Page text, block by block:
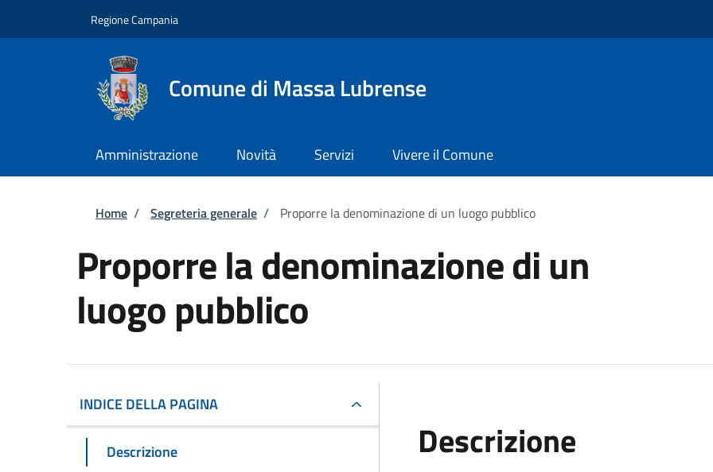
Regione Campania
Comune di Massa Lubrense
Amministrazione Novità Servizi Vivere il Comune
Briciole di pane
Home / Segreteria generale / Proporre la denominazione di un luogo pubblico
Proporre la denominazione di un
luogo pubblico
INDICE DELLA PAGINA
Descrizione Descrizione